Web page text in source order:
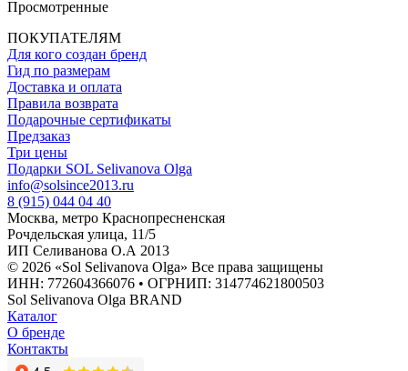
Просмотренные
ПОКУПАТЕЛЯМ
Для кого создан бренд
Гид по размерам
Доставка и оплата
Правила возврата
Подарочные сертификаты
Предзаказ
Три цены
Подарки SOL Selivanova Olga
info@solsince2013.ru
8 (915) 044 04 40
Москва, метро Краснопресненская
Рочдельская улица, 11/5
ИП Селиванова О.А 2013
© 2026 «Sol Selivanova Olga» Все права защищены
ИНН: 772604366076 • ОГРНИП: 314774621800503
Sol Selivanova Olga BRAND
Каталог
О бренде
Контакты